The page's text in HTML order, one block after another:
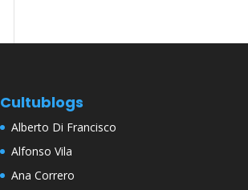
Cultublogs
Alberto Di Francisco
Alfonso Vila
Ana Correro